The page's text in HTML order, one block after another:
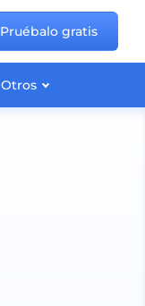
Otros
Pruébalo gratis